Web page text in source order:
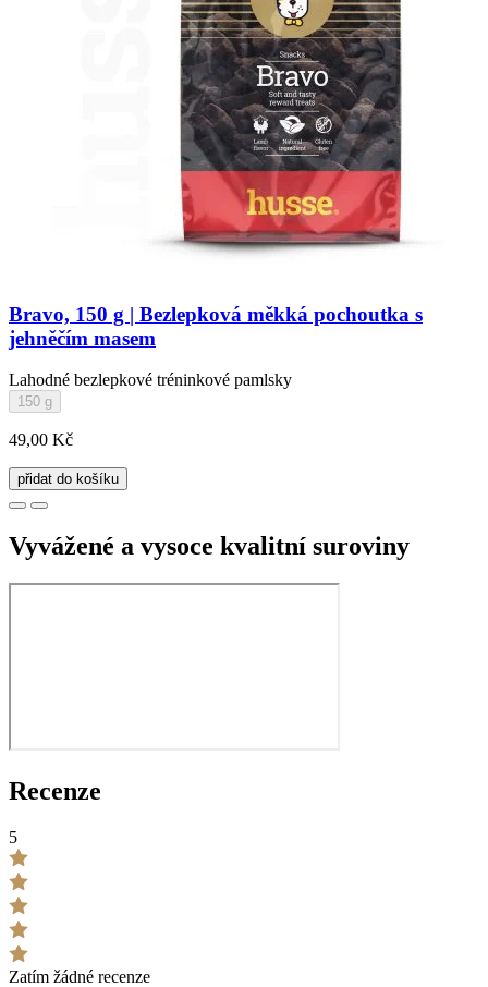
Bravo, 150 g | Bezlepková měkká pochoutka s
jehněčím masem
Lahodné bezlepkové tréninkové pamlsky
150 g
49,00 Kč
přidat do košíku
Vyvážené a vysoce kvalitní suroviny
Recenze
5
Zatím žádné recenze